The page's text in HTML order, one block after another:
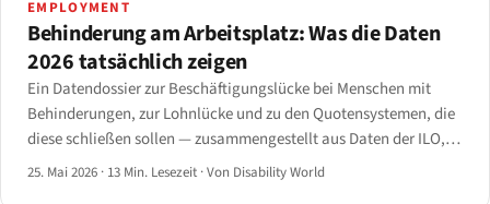
EMPLOYMENT
Behinderung am Arbeitsplatz: Was die Daten
2026 tatsächlich zeigen
Ein Datendossier zur Beschäftigungslücke bei Menschen mit
Behinderungen, zur Lohnlücke und zu den Quotensystemen, die
diese schließen sollen — zusammengestellt aus Daten der ILO,
WHO, Eurostat, US BLS, OECD und JAN, mit vollständigen
25. Mai 2026 · 13 Min. Lesezeit ·Von Disability World